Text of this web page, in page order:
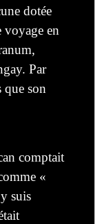
dotée
voyage en
Par
que son
comptait
«
suis